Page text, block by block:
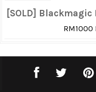
[SOLD]
RM1000